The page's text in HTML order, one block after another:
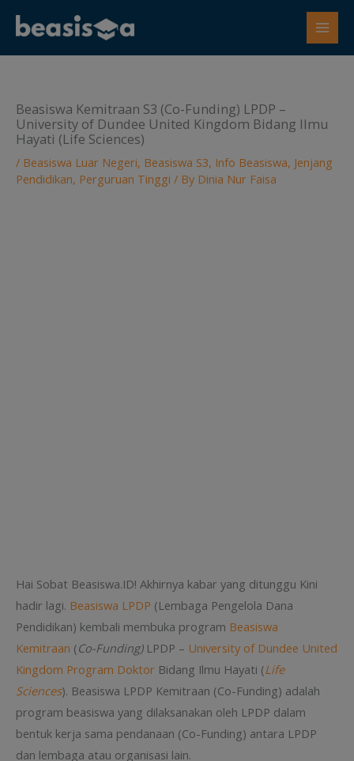
content
Beasiswa Kemitraan S3 (Co-Funding) LPDP –
University of Dundee United Kingdom Bidang Ilmu
Hayati (Life Sciences)
/ Beasiswa Luar Negeri, Beasiswa S3, Info Beasiswa, Jenjang
Pendidikan, Perguruan Tinggi / By Dinia Nur Faisa
Hai Sobat Beasiswa.ID! Akhirnya kabar yang ditunggu Kini
hadir lagi. Beasiswa LPDP (Lembaga Pengelola Dana
Pendidikan) kembali membuka program Beasiswa
Kemitraan (Co-Funding)LPDP – University of Dundee United
Kingdom Program Doktor Bidang Ilmu Hayati (Life
Sciences). Beasiswa LPDP Kemitraan (Co-Funding) adalah
program beasiswa yang dilaksanakan oleh LPDP dalam
bentuk kerja sama pendanaan (Co-Funding) antara LPDP
dan lembaga atau organisasi lain.